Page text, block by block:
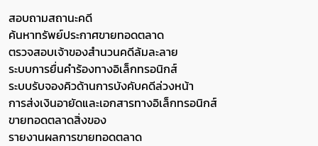
สอบถามสถานะคดี
ค้นหาทรัพย์ประกาศขายทอดตลาด
ตรวจสอบเจ้าของสำนวนคดีล้มละลาย
ระบบการยื่นคำร้องทางอิเล็กทรอนิกส์
ระบบรับจองคิวด้านการบังคับคดีล่วงหน้า
การส่งเงินอายัดและเอกสารทางอิเล็กทรอนิกส์
ขายทอดตลาดสิ่งของ
รายงานผลการขายทอดตลาด